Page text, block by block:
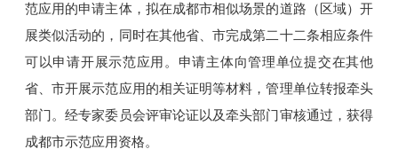
范应用的申请主体，拟在成都市相似场景的道路（区域）开
展类似活动的，同时在其他省、市完成第二十二条相应条件
可以申请开展示范应用。申请主体向管理单位提交在其他
省、市开展示范应用的相关证明等材料，管理单位转报牵头
部门。经专家委员会评审论证以及牵头部门审核通过，获得
成都市示范应用资格。